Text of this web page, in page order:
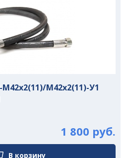
М42х2(11)/М42х2(11)-У1
1 800 руб.
В корзину